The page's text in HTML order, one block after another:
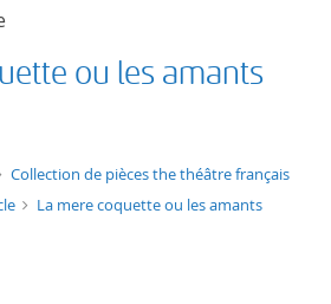
ou les amants
Collection de pièces the théâtre français
La mere coquette ou les amants